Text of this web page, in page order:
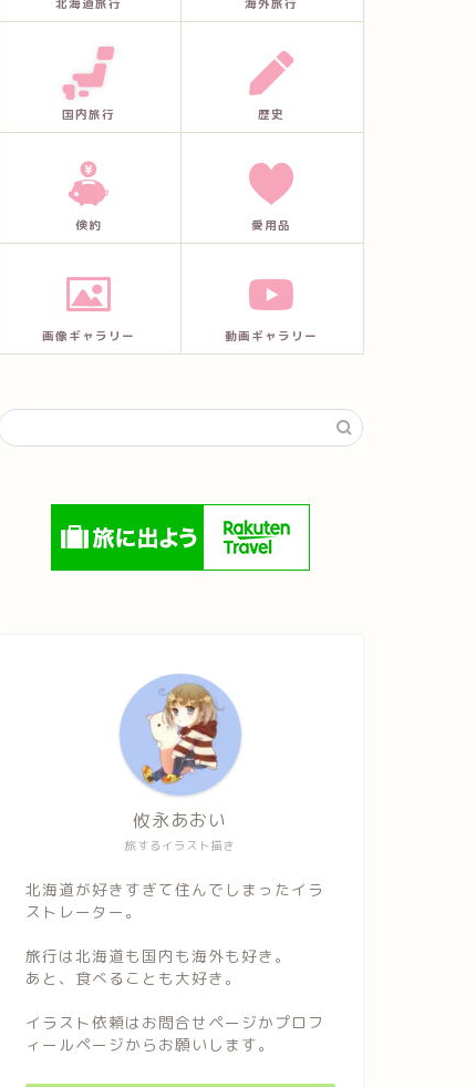
北海道旅行 海外旅行
国内旅行 歴史
倹約 愛用品
画像ギャラリー 動画ギャラリー
旅するイラスト描き
攸永あおい
北海道が好きすぎて住んでしまったイラ
ストレーター。
旅行は北海道も国内も海外も好き。
あと、食べることも大好き。
イラスト依頼はお問合せページかプロフ
ィールページからお願いします。